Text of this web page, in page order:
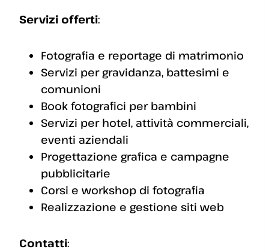
Servizi offerti:
Fotografia e reportage di matrimonio
Servizi per gravidanza, battesimi e
comunioni
Book fotografici per bambini
Servizi per hotel, attività commerciali,
eventi aziendali
Progettazione grafica e campagne
pubblicitarie
Corsi e workshop di fotografia
Realizzazione e gestione siti web
Contatti: